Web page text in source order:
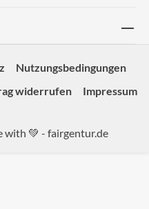
Nutzungsbedingungen
widerrufen Impressum
with 💚 - fairgentur.de